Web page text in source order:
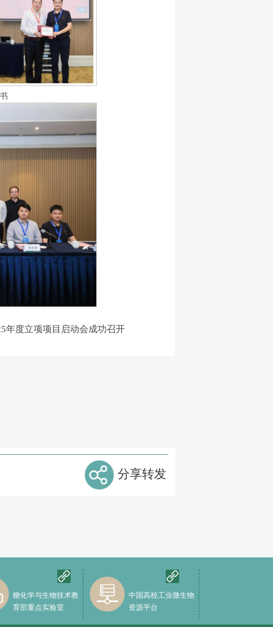
年度立项项目启动会成功召开
分享转发
糖化学与生物技术教
育部重点实验室
中国高校工业微生物
资源平台